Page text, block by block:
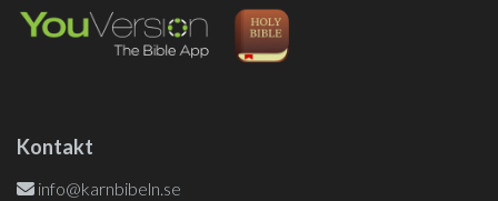
Kontakt
info@karnbibeln.se